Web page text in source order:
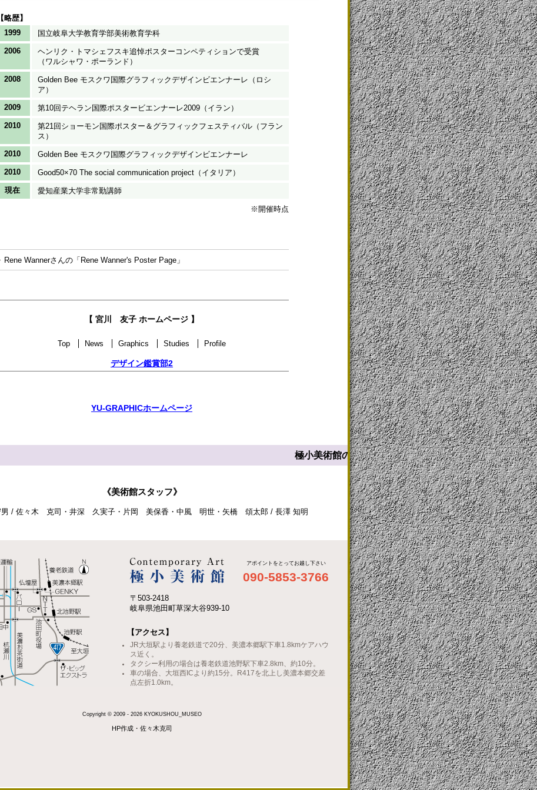
【略歴】
1999
国立岐阜大学教育学部美術教育学科
2006
ヘンリク・トマシェフスキ追悼ポスターコンペティションで受賞
（ワルシャワ・ポーランド）
2008
Golden Bee モスクワ国際グラフィックデザインビエンナーレ（ロシ
ア）
2009
第10回テヘラン国際ポスタービエンナーレ2009（イラン）
2010
第21回ショーモン国際ポスター＆グラフィックフェスティバル（フラン
ス）
2010
Golden Bee モスクワ国際グラフィックデザインビエンナーレ
2010
Good50×70 The social communication project（イタリア）
現在
愛知産業大学非常勤講師
※開催時点
Rene Wannerさんの「Rene Wanner's Poster Page」
【 宮川 友子 ホームページ 】
Top News Graphics Studies Profile
デザイン鑑賞部2
YU-GRAPHICホームページ